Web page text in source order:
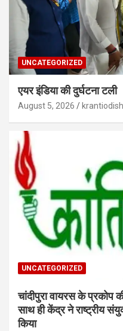
UNCATEGORIZED
एयर इंडिया की दुर्घटना टली
August 5, 2026
UNCATEGORIZED
चांदीपुरा वायरस के
साथ ही केंद्र ने राष्ट्रीय
किया